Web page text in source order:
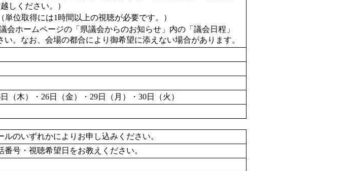
しください。）
。なお、会場の都合により御希望に添えない場合があります。
（木）・26日（金）・29日（月）・30日（火）
のいずれかによりお申し込みください。
号・視聴希望日をお教えください。